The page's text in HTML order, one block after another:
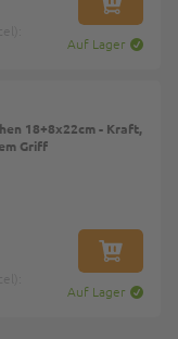
Auf Lager
IN DEN
18+8x22cm - Kraft,
Griff
Auf Lager
IN DEN